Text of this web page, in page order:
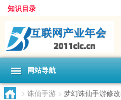
知识目录
网站导航
> 诛仙手游 > 梦幻诛仙手游修